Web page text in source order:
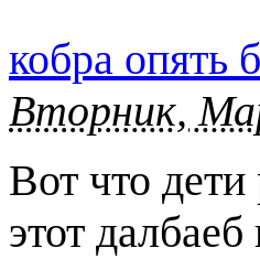
кобра опять
Вторник,
Вот что
этот